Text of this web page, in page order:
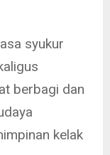
syukur
berbagi dan
kelak